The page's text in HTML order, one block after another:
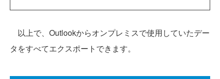
以上で、Outlookからオンプレミスで使用していたデー
タをすべてエクスポートできます。